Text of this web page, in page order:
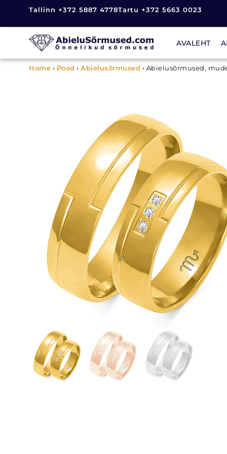
Tallinn +372 5887 4778Tartu +372 5663 0023
AVALEHT
Home › Pood › Abielusõrmused › Abielusõrmused,